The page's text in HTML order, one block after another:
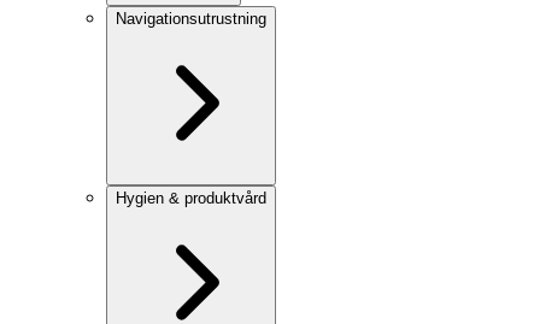
Navigationsutrustning
Hygien & produktvård